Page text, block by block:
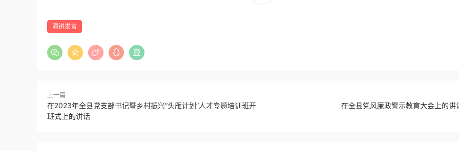
演讲发言
上一篇
在2023年全县党支部书记暨乡村振兴“头雁计划”人才专题培训班开
班式上的讲话
在全县党风廉政警示教育大会上的讲